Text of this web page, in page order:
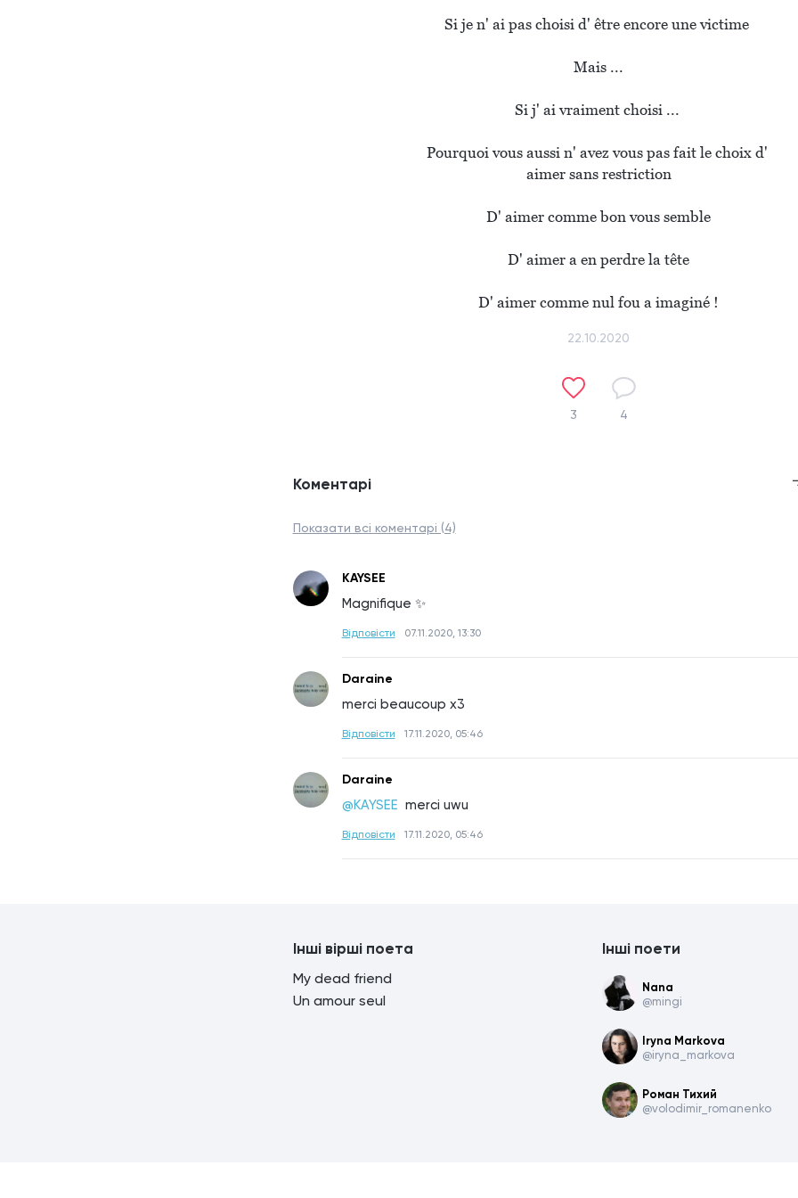
Si je n' ai pas choisi d' être encore une victime
Mais ...
Si j' ai vraiment choisi ...
Pourquoi vous aussi n' avez vous pas fait le choix d'
aimer sans restriction
D' aimer comme bon vous semble
D' aimer a en perdre la tête
D' aimer comme nul fou a imaginé !
22.10.2020
3 4
Коментарі
Показати всі коментарі (4)
KAYSEE
Magnifique ✨
Відповісти 07.11.2020, 13:30
Daraine
merci beaucoup x3
Відповісти 17.11.2020, 05:46
Daraine
@KAYSEE merci uwu
Відповісти 17.11.2020, 05:46
Інші вірші поета
My dead friend
Un amour seul
Інші поети
Nana
@mingi
Iryna Markova
@iryna_markova
Роман Тихий
@volodimir_romanenko